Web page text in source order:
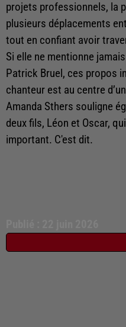
projets professionnels, la
plusieurs déplacements
tout en confiant avoir
Si elle ne mentionne
Patrick Bruel, ces propos
chanteur est au centre
Amanda Sthers souligne
deux fils, Léon et Oscar,
important. C'est dit.